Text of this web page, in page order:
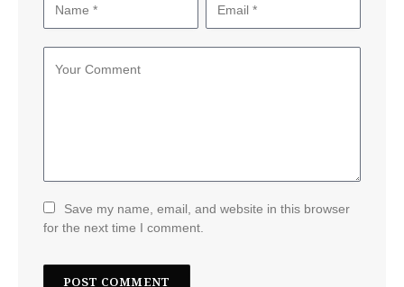
Save my name, email, and website in this browser
for the next time I comment.